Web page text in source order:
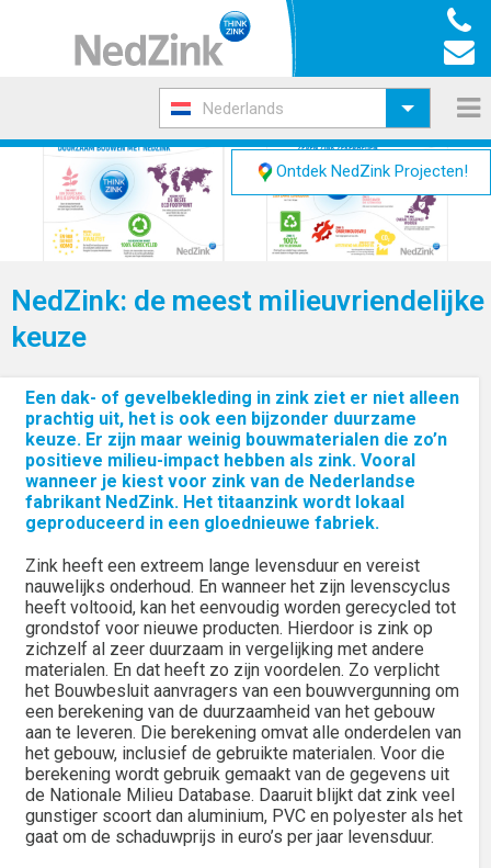
Nederlands
NedZink: de meest milieuvriendelijke
keuze
Een dak- of gevelbekleding in zink ziet er niet alleen
prachtig uit, het is ook een bijzonder duurzame
keuze. Er zijn maar weinig bouwmaterialen die zo’n
positieve milieu-impact hebben als zink. Vooral
wanneer je kiest voor zink van de Nederlandse
fabrikant NedZink. Het titaanzink wordt lokaal
geproduceerd in een gloednieuwe fabriek.
Zink heeft een extreem lange levensduur en vereist
nauwelijks onderhoud. En wanneer het zijn levenscyclus
heeft voltooid, kan het eenvoudig worden gerecycled tot
grondstof voor nieuwe producten. Hierdoor is zink op
zichzelf al zeer duurzaam in vergelijking met andere
materialen. En dat heeft zo zijn voordelen. Zo verplicht
het Bouwbesluit aanvragers van een bouwvergunning om
een berekening van de duurzaamheid van het gebouw
aan te leveren. Die berekening omvat alle onderdelen van
het gebouw, inclusief de gebruikte materialen. Voor die
berekening wordt gebruik gemaakt van de gegevens uit
de Nationale Milieu Database. Daaruit blijkt dat zink veel
gunstiger scoort dan aluminium, PVC en polyester als het
gaat om de schaduwprijs in euro’s per jaar levensduur.
Ontdek NedZink Projecten!